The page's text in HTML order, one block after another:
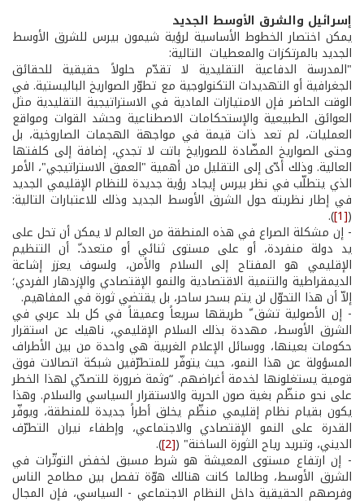
إسرائيل والشرق الأوسط الجديد
يمكن اختصار الخطوط الأساسية لرؤية شيمون بيرس للشرق الأوسط
الجديد بالمرتكزات والمعطيات التالية:
"المدرسة الدفاعية التقليدية لا تقدّم حلولاً حقيقية للحقائق
الجغرافية أو التهديدات التكنولوجية مع تطوّر الصواريخ الباليستية. في
الوقت الحاضر فإن الامتيازات المادية في الاستراتيجية التقليدية مثل
العوائق الطبيعية والإستحكامات الاصطناعية وحشد القوات ومواقع
العمليات، لم تعد ذات قيمة في مواجهة الهجمات الصاروخية، بل
وحتى الصواريخ المضّادة للصورايخ باتت لا تجدي، إضافة إلى كلفتها
العالية. وذلك أدّى إلى التقليل من أهمية "العمق الاستراتيجي"، الأمر
الذي يتطلّب في نظر بيرس إيجاد رؤية جديدة للنظام الإقليمي الجديد
في إطار نظريته حول الشرق الأوسط الجديد وذلك للاعتبارات التالية:
(
[1]
).
- إن مشكلة الصراع في هذه المنطقة من العالم لا يمكن أن تحل على
يد دولة منفردة، أو على مستوى ثنائي أو متعدد.ّ أن التنظيم
الإقليمي هو المفتاح إلى السلام والأمن، ولسوف يعزز إشاعة
الديمقراطية والتنمية الاقتصادية والنمو الإقتصادي والإزدهار الفردي؛
إلاّ أن هذا التحوّل لن يتم بسحر ساحر، بل يقتضي ثورة في المفاهيم.
- إن الأصولية تشق ّ طريقها سريعاً وعميقاً في كل بلد عربي في
الشرق الأوسط، مهددة بذلك السلام الإقليمي، ناهيك عن استقرار
حكومات بعينها، ووسائل الإعلام الغربية هي واحدة من بين الأطراف
المسؤولة عن هذا النمو، حيث يتوفّر للمتطرّفين شبكة اتصالات فوق
قومية يستغلونها لخدمة أغراضهم. “وثمة ضرورة للتصدّي لهذا الخطر
على نحو منظّم بغية صون الحرية والاستقرار السياسي والسلام. وهذا
يكون بقيام نظام إقليمي منظّم يخلق أطراً جديدة للمنطقة، ويوفّر
القدرة على النمو الإقتصادي والاجتماعي، وإطفاء نيران التطرّف
الديني، وتبريد رياح الثورة الساخنة" ([2]
).
- إن ارتفاع مستوى المعيشة هو شرط مسبق لخفض التوتّرات في
الشرق الأوسط، وطالما كانت هنالك هوّة تفصل بين مطامح الناس
وفرصهم الحقيقية داخل النظام الاجتماعي - السياسي، فإن المجال